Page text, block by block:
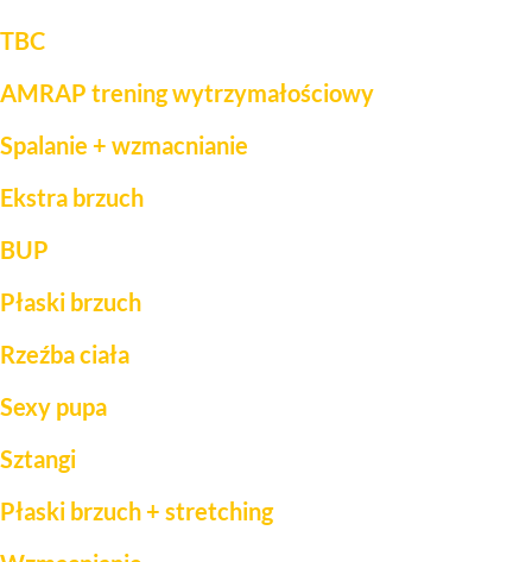
TBC
AMRAP trening wytrzymałościowy
Spalanie + wzmacnianie
Ekstra brzuch
BUP
Płaski brzuch
Rzeźba ciała
Sexy pupa
Sztangi
Płaski brzuch + stretching